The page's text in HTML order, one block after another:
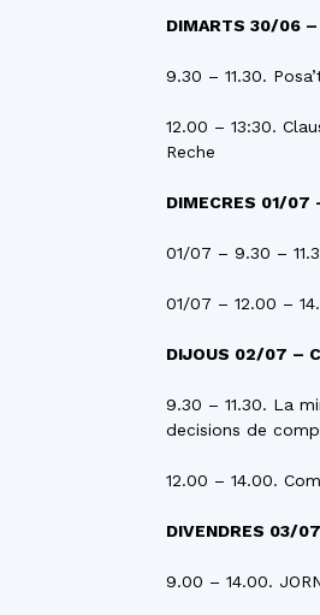
DIMARTS 30/06
9.30 – 11.30.
12.00 – 13:30.
Reche
DIMECRES 01/
01/07 – 9.30 –
01/07 – 12.00 –
DIJOUS 02/07 –
9.30 – 11.30. La
decisions de
12.00 – 14.00.
DIVENDRES 03/
9.00 – 14.00.